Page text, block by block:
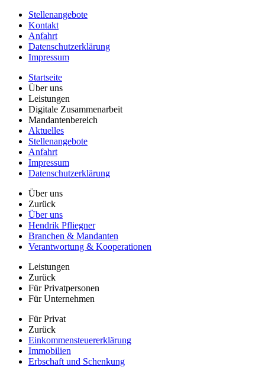
Stellenangebote
Kontakt
Anfahrt
Datenschutzerklärung
Impressum
Startseite
Über uns
Leistungen
Digitale Zusammenarbeit
Mandantenbereich
Aktuelles
Stellenangebote
Anfahrt
Impressum
Datenschutzerklärung
Über uns
Zurück
Über uns
Hendrik Pfliegner
Branchen & Mandanten
Verantwortung & Kooperationen
Leistungen
Zurück
Für Privatpersonen
Für Unternehmen
Für Privat
Zurück
Einkommensteuererklärung
Immobilien
Erbschaft und Schenkung